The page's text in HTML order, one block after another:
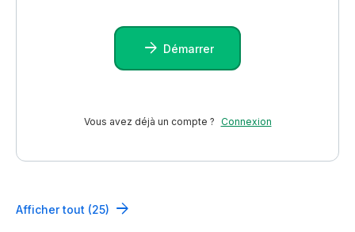
Démarrer
Vous avez déjà un compte ? Connexion
Afficher tout (25)